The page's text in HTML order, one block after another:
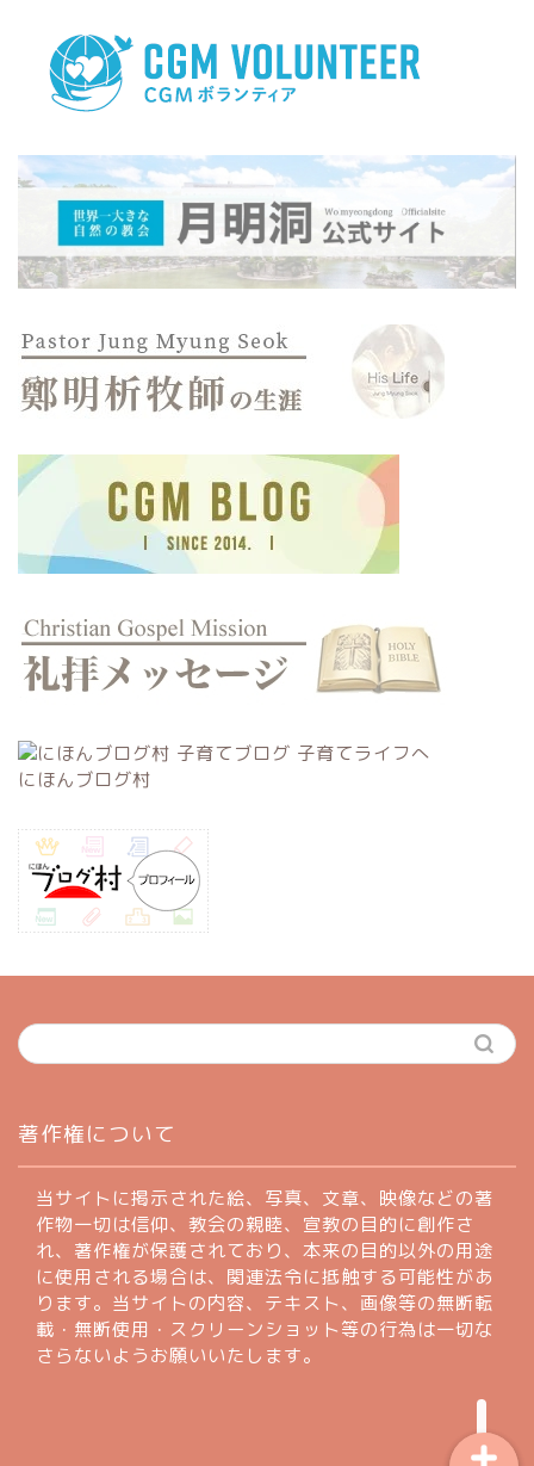
にほんブログ村
著作権について
当サイトに掲示された絵、写真、文章、映像などの著
作物一切は信仰、教会の親睦、宣教の目的に創作さ
れ、著作権が保護されており、本来の目的以外の用途
に使用される場合は、関連法令に抵触する可能性があ
ります。当サイトの内容、テキスト、画像等の無断転
載・無断使用・スクリーンショット等の行為は一切な
さらないようお願いいたします。
profile
著作権について
お問い合わせフォーム